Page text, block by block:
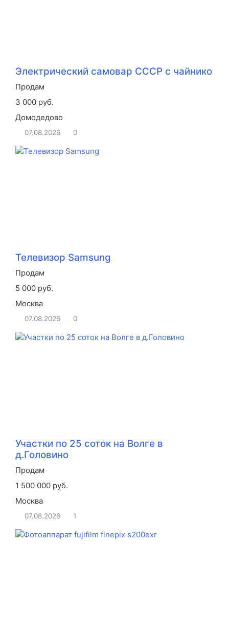
Электрический самовар СССР с чайнико
Продам
3 000 руб.
Домодедово
07.08.2026 0
Телевизор Samsung
Продам
5 000 руб.
Москва
07.08.2026 0
Участки по 25 соток на Волге в
д.Головино
Продам
1 500 000 руб.
Москва
07.08.2026 1